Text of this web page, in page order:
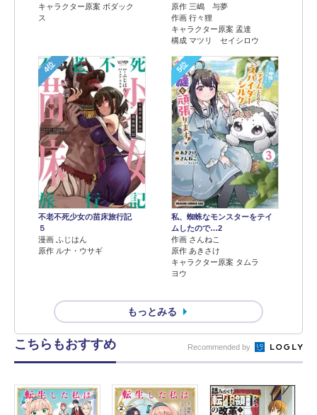
キャラクター原案 ボダック
ス
原作 三嶋 与夢
作画 行々狸
キャラクター原案 孟達
構成 マツリ セイシロウ
4位
不老不死少女の苗床旅行記
５
漫画 ふじはん
原作 ルナ・ウサギ
5位
私、蜘蛛なモンスターをテイ
ムしたので…2
作画 さんねこ
原作 あきさけ
キャラクター原案 タムラ
ヨウ
もっとみる
こちらもおすすめ Recommended by